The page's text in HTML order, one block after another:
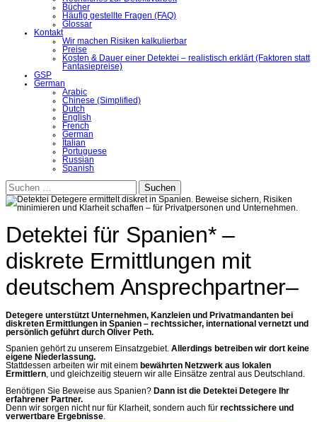
Bücher
Häufig gestellte Fragen (FAQ)
Glossar
Kontakt
Wir machen Risiken kalkulierbar
Preise
Kosten & Dauer einer Detektei – realistisch erklärt (Faktoren statt
Fantasiepreise)
GSP
German
Arabic
Chinese (Simplified)
Dutch
English
French
German
Italian
Portuguese
Russian
Spanish
Suchen
nach:
Detektei für Spanien* –
diskrete Ermittlungen mit
deutschem Ansprechpartner–
Detegere unterstützt Unternehmen, Kanzleien und Privatmandanten bei
diskreten Ermittlungen in Spanien – rechtssicher, international vernetzt und
persönlich geführt durch Oliver Peth.
Spanien gehört zu unserem Einsatzgebiet. Allerdings betreiben wir dort keine
eigene Niederlassung.
Stattdessen arbeiten wir mit einem bewährten Netzwerk aus lokalen
Ermittlern , und gleichzeitig steuern wir alle Einsätze zentral aus Deutschland.
Benötigen Sie Beweise aus Spanien? Dann ist die Detektei Detegere Ihr
erfahrener Partner.
Denn wir sorgen nicht nur für Klarheit, sondern auch für rechtssichere und
verwertbare Ergebnisse